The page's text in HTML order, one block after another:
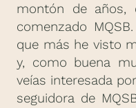
montón de años,
comenzado
que más he visto
y, como buena
veías interesada
seguidora de